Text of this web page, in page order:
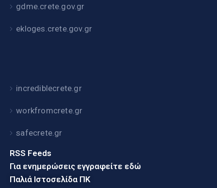
gdme.crete.gov.gr
ekloges.crete.gov.gr
incrediblecrete.gr
workfromcrete.gr
safecrete.gr
RSS Feeds
Για ενημερώσεις εγγραφείτε εδώ
Παλιά Ιστοσελίδα ΠΚ